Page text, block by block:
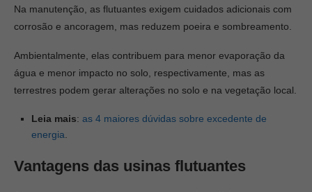
Na manutenção, as flutuantes exigem cuidados adicionais com
corrosão e ancoragem, mas reduzem poeira e sombreamento.
Ambientalmente, elas contribuem para menor evaporação da
água e menor impacto no solo, respectivamente, mas as
terrestres podem gerar alterações no solo e na vegetação local.
Leia mais: as 4 maiores dúvidas sobre excedente de
energia
Vantagens das usinas flutuantes